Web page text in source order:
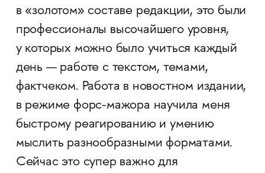
в «золотом» составе редакции, это были
профессионалы высочайшего уровня,
у которых можно было учиться каждый
день — работе с текстом, темами,
фактчеком. Работа в новостном издании,
в режиме форс-мажора научила меня
быстрому реагированию и умению
мыслить разнообразными форматами.
Сейчас это супер важно для